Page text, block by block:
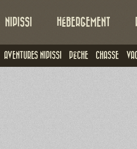
NIPISSI
AVENTURES NIPISSI PÊCHE CHASSE
HÉBERGEMENT